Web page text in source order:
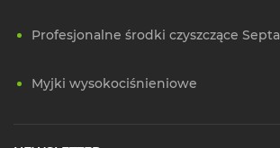
Profesjonalne środki czyszczące Septa
Myjki wysokociśnieniowe